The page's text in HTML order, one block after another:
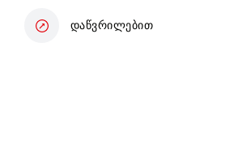
დაწვრილებით